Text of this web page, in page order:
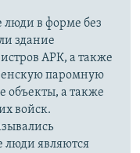
люди в форме без
здание
АРК, а также
паромную
объекты, а также
войск.
люди являются